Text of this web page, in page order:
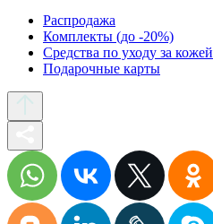
Распродажа
Комплекты (до -20%)
Средства по уходу за кожей
Подарочные карты